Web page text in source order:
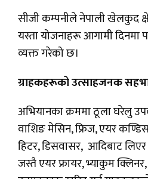
सीजी कम्पनीले नेपाली खेलकुद
यस्ता योजनाहरू आगामी दिनमा
व्यक्त गरेको छ।
ग्राहकहरूको उत्साहजनक
अभियानका क्रममा ठूला घरेलु
वाशिङ मेसिन, फ्रिज, एयर
हिटर, डिसवासर, आदिबाट
जस्तै एयर फ्रायर, भ्याकुम